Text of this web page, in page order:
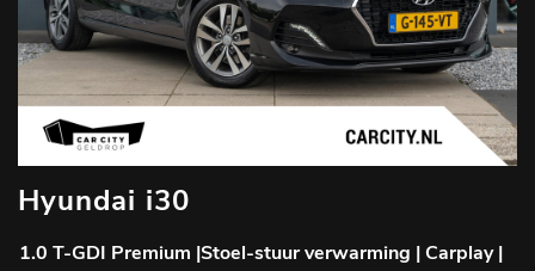
Hyundai i30
1.0 T-GDI Premium |Stoel-stuur verwarming | Carplay |